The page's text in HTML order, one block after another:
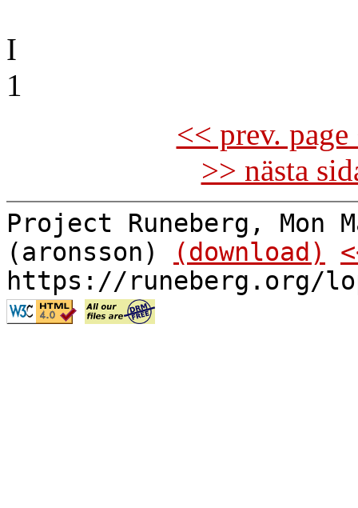
I
1
<< prev.
>> nästa
Project Runeberg, Mon
(aronsson)
(download)
https://runeberg.org/